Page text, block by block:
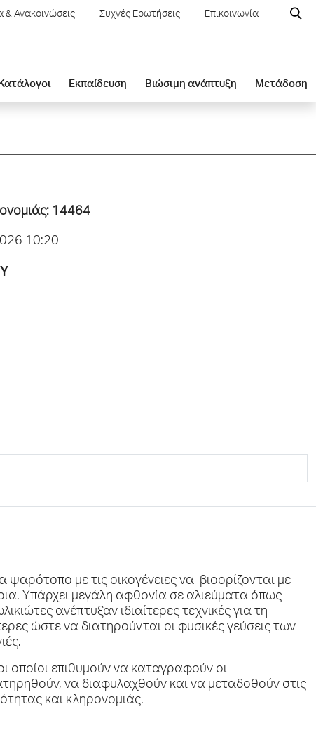
& Ανακοινώσεις Συχνές Ερωτήσεις Επικοινωνία
Εκπαίδευση Βιώσιμη ανάπτυξη Μετάδοση
14464
10:20
με τις οικογένειες να βιοορίζονται με
Υπάρχει μεγάλη αφθονία σε αλιεύματα όπως
ανέπτυξαν ιδιαίτερες τεχνικές για τη
ώστε να διατηρούνται οι φυσικές γεύσεις των
οποίοι επιθυμούν να καταγραφούν οι
να διαφυλαχθούν και να μεταδοθούν στις
και κληρονομιάς.